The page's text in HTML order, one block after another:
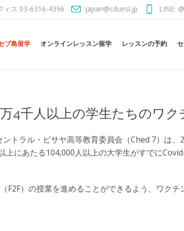
ィス 03-6316-4396 japan@cduesl.jp LINE:
ブ島留学 オンラインレッスン留学 レッスンの予約
4千人以上の学生たちのワ
トラル・ビサヤ高等教育委員会（Ched 7）は
上にあたる104,000人以上の大学生がすでに
F2F）の授業を進めることができるよう、ワク